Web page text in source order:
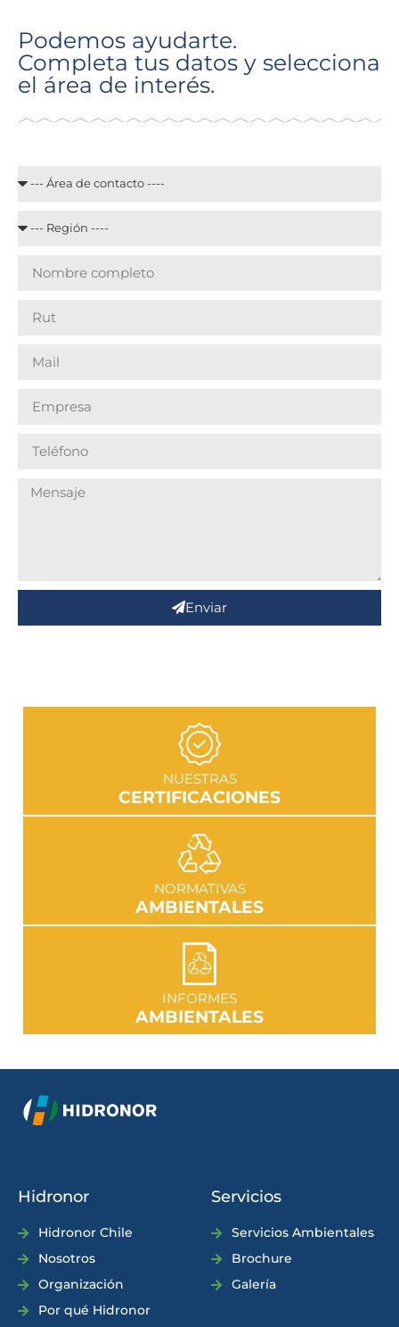
Podemos ayudarte.
Completa tus datos y selecciona
el área de interés.
Enviar
NUESTRAS
CERTIFICACIONES
IR A SECCIÓN
NORMATIVAS
AMBIENTALES
IR A SECCIÓN
INFORMES
AMBIENTALES
IR A SECCIÓN
Hidronor
Hidronor Chile
Nosotros
Organización
Por qué Hidronor
Servicios
Servicios Ambientales
Brochure
Galería